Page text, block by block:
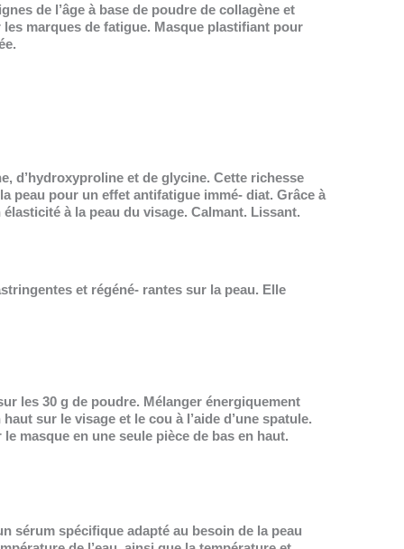
de l’âge à base de poudre de collagène et
marques de fatigue. Masque plastifiant pour
d’hydroxyproline et de glycine. Cette richesse
peau pour un effet antifatigue immé- diat. Grâce à
à la peau du visage. Calmant. Lissant.
et régéné- rantes sur la peau. Elle
les 30 g de poudre. Mélanger énergiquement
sur le visage et le cou à l’aide d’une spatule.
masque en une seule pièce de bas en haut.
sérum spécifique adapté au besoin de la peau